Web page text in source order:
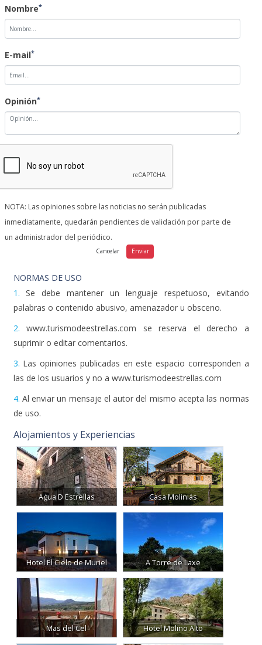
Nombre*
E-mail*
Opinión*
NOTA: Las opiniones sobre las noticias no serán publicadas
inmediatamente, quedarán pendientes de validación por parte de
un administrador del periódico.
NORMAS DE USO
1. Se debe mantener un lenguaje respetuoso, evitando
palabras o contenido abusivo, amenazador u obsceno.
2. www.turismodeestrellas.com se reserva el derecho a
suprimir o editar comentarios.
3. Las opiniones publicadas en este espacio corresponden a
las de los usuarios y no a www.turismodeestrellas.com
4. Al enviar un mensaje el autor del mismo acepta las normas
de uso.
Alojamientos y Experiencias
Agua D Estrellas Casa Moliniás
Hotel El Cielo de Muriel A Torre de Laxe
Mas del Cel Hotel Molino Alto